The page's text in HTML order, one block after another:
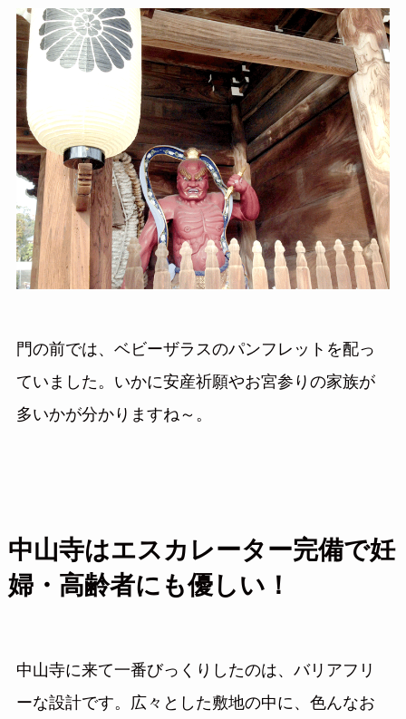
門の前では、ベビーザラスのパンフレットを配っ
ていました。いかに安産祈願やお宮参りの家族が
多いかが分かりますね～。
中山寺はエスカレーター完備で妊
婦・高齢者にも優しい！
中山寺に来て一番びっくりしたのは、バリアフリ
ーな設計です。広々とした敷地の中に、色んなお